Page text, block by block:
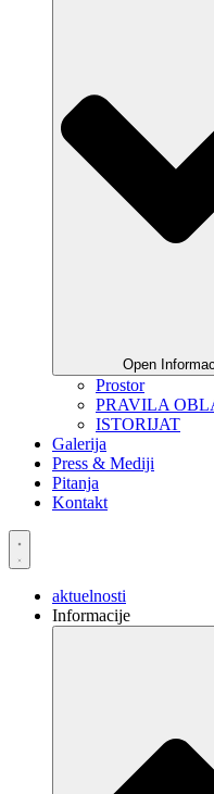
Open
Prostor
PRAVILA
ISTORIJAT
Galerija
Press & Mediji
Pitanja
Kontakt
aktuelnosti
Informacije